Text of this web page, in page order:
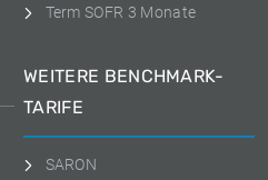
Term SOFR 3 Monate
WEITERE BENCHMARK-
TARIFE
SARON